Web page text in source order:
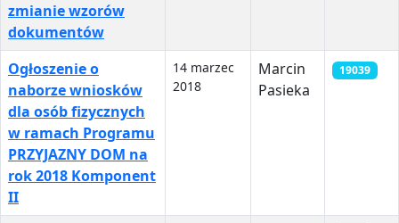
zmianie wzorów
dokumentów
Ogłoszenie o
naborze wniosków
dla osób fizycznych
w ramach Programu
PRZYJAZNY DOM na
rok 2018 Komponent
II
14 marzec
2018
Marcin
Pasieka
19039